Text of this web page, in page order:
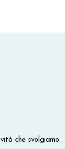
che svolgiamo.